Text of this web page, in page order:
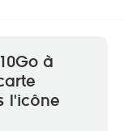
à
l'icône